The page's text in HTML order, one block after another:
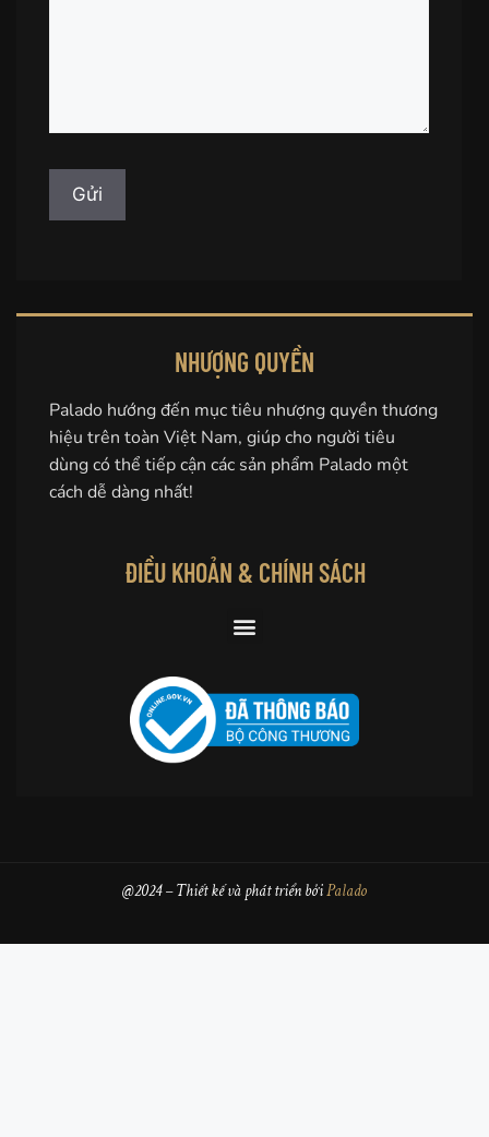
NHƯỢNG QUYỀN
Palado hướng đến mục tiêu nhượng quyền thương
hiệu trên toàn Việt Nam, giúp cho người tiêu
dùng có thể tiếp cận các sản phẩm Palado một
cách dễ dàng nhất!
ĐIỀU KHOẢN & CHÍNH SÁCH
@2024 – Thiết kế và phát triển bởiPalado